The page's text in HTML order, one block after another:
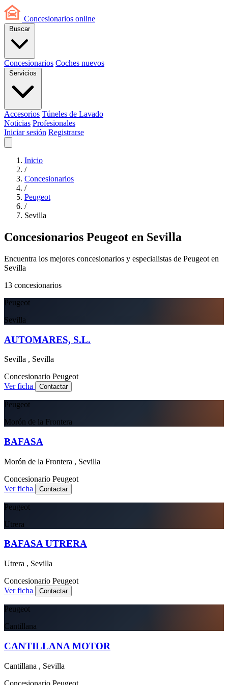
Concesionarios online
Buscar
Concesionarios Coches nuevos
Servicios
Accesorios Túneles de Lavado
Noticias Profesionales
Iniciar sesión Registrarse
Inicio
/
Concesionarios
/
Peugeot
/
Sevilla
Concesionarios Peugeot en Sevilla
Encuentra los mejores concesionarios y especialistas de Peugeot en
Sevilla
13 concesionarios
Peugeot
Sevilla
AUTOMARES, S.L.
Sevilla , Sevilla
Concesionario Peugeot
Ver ficha
Contactar
Peugeot
Morón de la Frontera
BAFASA
Morón de la Frontera , Sevilla
Concesionario Peugeot
Ver ficha
Contactar
Peugeot
Utrera
BAFASA UTRERA
Utrera , Sevilla
Concesionario Peugeot
Ver ficha
Contactar
Peugeot
Cantillana
CANTILLANA MOTOR
Cantillana , Sevilla
Concesionario Peugeot